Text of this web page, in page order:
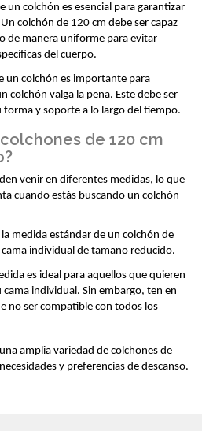
un colchón es esencial para garantizar
colchón de 120 cm debe ser capaz
de manera uniforme para evitar
del cuerpo.
un colchón es importante para
colchón valga la pena. Este debe ser
y soporte a lo largo del tiempo.
de 120 cm
venir en diferentes medidas, lo que
cuando estás buscando un colchón
la medida estándar de un colchón de
individual de tamaño reducido.
es ideal para aquellos que quieren
cama individual. Sin embargo, ten en
no ser compatible con todos los
amplia variedad de colchones de
y preferencias de descanso.